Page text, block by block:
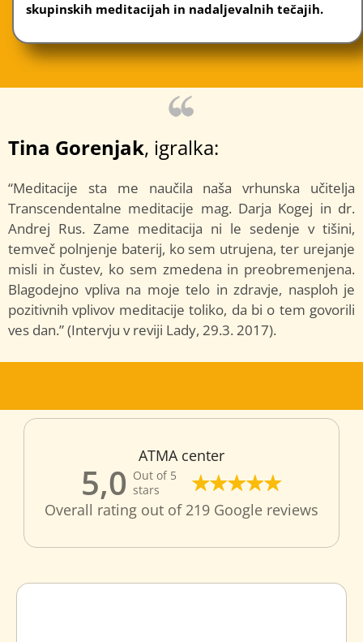
skupinskih meditacijah in nadaljevalnih tečajih.
Tina Gorenjak, igralka:
“Meditacije sta me naučila naša vrhunska učitelja
Transcendentalne meditacije mag. Darja Kogej in dr.
Andrej Rus. Zame meditacija ni le sedenje v tišini,
temveč polnjenje baterij, ko sem utrujena, ter urejanje
misli in čustev, ko sem zmedena in preobremenjena.
Blagodejno vpliva na moje telo in zdravje, nasploh je
pozitivnih vplivov meditacije toliko, da bi o tem govorili
ves dan.” (Intervju v reviji Lady, 29.3. 2017).
ATMA center
5,0 Out of 5
stars
Overall rating out of 219 Google reviews